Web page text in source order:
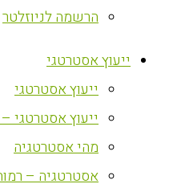
הרשמה לניוזלטר
ייעוץ אסטרטגי
ייעוץ אסטרטגי
ייעוץ אסטרטגי –
מהי אסטרטגיה
אסטרטגיה –